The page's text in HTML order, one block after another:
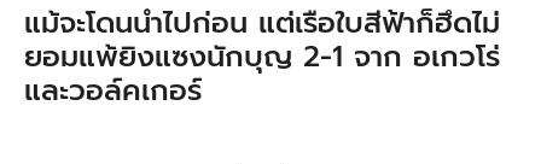
แม้จะโดนนำไปก่อน แต่เรือใบสีฟ้าก็ฮึดไม่
ยอมแพ้ยิงแซงนักบุญ 2-1 จาก อเกวโร่
และวอล์คเกอร์